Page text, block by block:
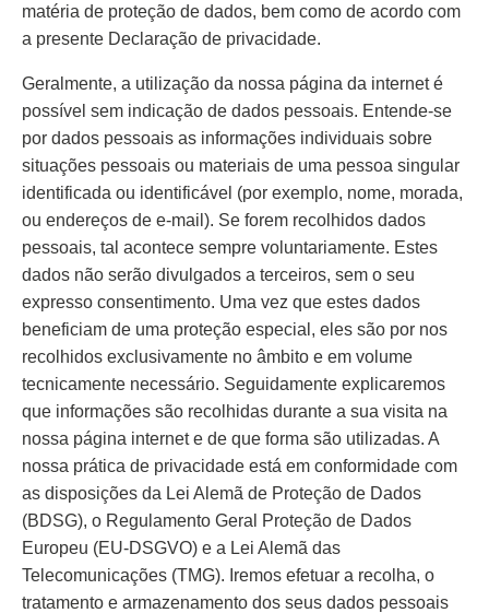
matéria de proteção de dados, bem como de acordo com
a presente Declaração de privacidade.
Geralmente, a utilização da nossa página da internet é
possível sem indicação de dados pessoais. Entende-se
por dados pessoais as informações individuais sobre
situações pessoais ou materiais de uma pessoa singular
identificada ou identificável (por exemplo, nome, morada,
ou endereços de e-mail). Se forem recolhidos dados
pessoais, tal acontece sempre voluntariamente. Estes
dados não serão divulgados a terceiros, sem o seu
expresso consentimento. Uma vez que estes dados
beneficiam de uma proteção especial, eles são por nos
recolhidos exclusivamente no âmbito e em volume
tecnicamente necessário. Seguidamente explicaremos
que informações são recolhidas durante a sua visita na
nossa página internet e de que forma são utilizadas. A
nossa prática de privacidade está em conformidade com
as disposições da Lei Alemã de Proteção de Dados
(BDSG), o Regulamento Geral Proteção de Dados
Europeu (EU-DSGVO) e a Lei Alemã das
Telecomunicações (TMG). Iremos efetuar a recolha, o
tratamento e armazenamento dos seus dados pessoais